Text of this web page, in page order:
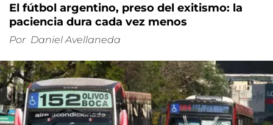
El fútbol argentino, preso del exitismo: la
paciencia dura cada vez menos
Por Daniel Avellaneda